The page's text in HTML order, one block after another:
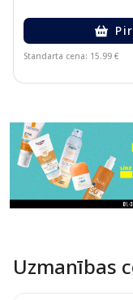
Standarta cena: 15.99 €
Uzmanības